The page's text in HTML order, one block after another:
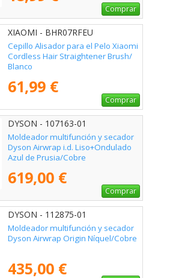
Comprar
XIAOMI - BHR07RFEU
Cepillo Alisador para el Pelo Xiaomi
Cordless Hair Straightener Brush/
Blanco
61,99 €
Comprar
DYSON - 107163-01
Moldeador multifunción y secador
Dyson Airwrap i.d. Liso+Ondulado
Azul de Prusia/Cobre
619,00 €
Comprar
DYSON - 112875-01
Moldeador multifunción y secador
Dyson Airwrap Origin Níquel/Cobre
435,00 €